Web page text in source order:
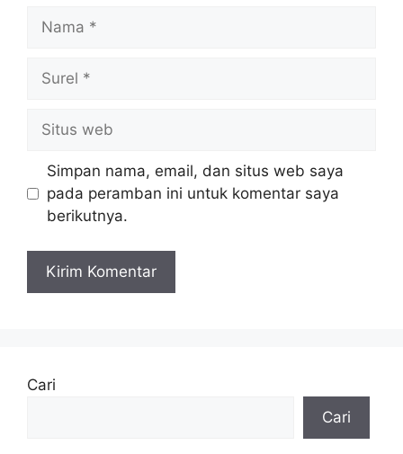
Nama
Surel
Situs
web
Simpan nama, email, dan situs web saya
pada peramban ini untuk komentar saya
berikutnya.
Cari
Cari